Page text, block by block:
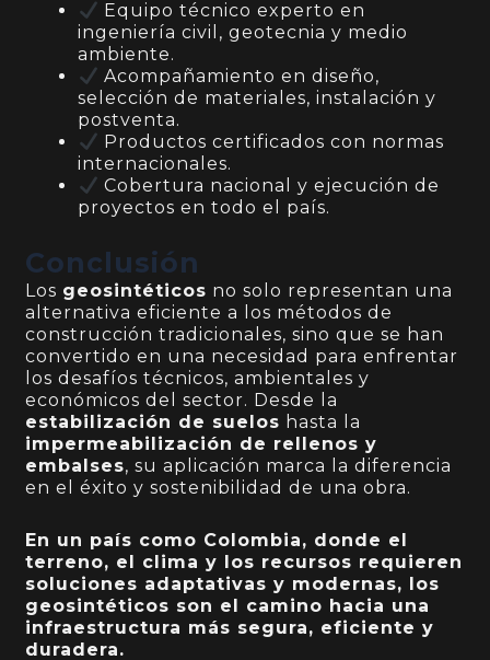
Equipo técnico experto en
ingeniería civil, geotecnia y medio
ambiente.
Acompañamiento en diseño,
selección de materiales, instalación y
postventa.
Productos certificados con normas
internacionales.
Cobertura nacional y ejecución de
proyectos en todo el país.
Conclusión
Los geosintéticos no solo representan una
alternativa eficiente a los métodos de
construcción tradicionales, sino que se han
convertido en una necesidad para enfrentar
los desafíos técnicos, ambientales y
económicos del sector. Desde la
estabilización de suelos hasta la
impermeabilización de rellenos y
embalses, su aplicación marca la diferencia
en el éxito y sostenibilidad de una obra.
En un país como Colombia, donde el
terreno, el clima y los recursos requieren
soluciones adaptativas y modernas, los
geosintéticos son el camino hacia una
infraestructura más segura, eficiente y
duradera.